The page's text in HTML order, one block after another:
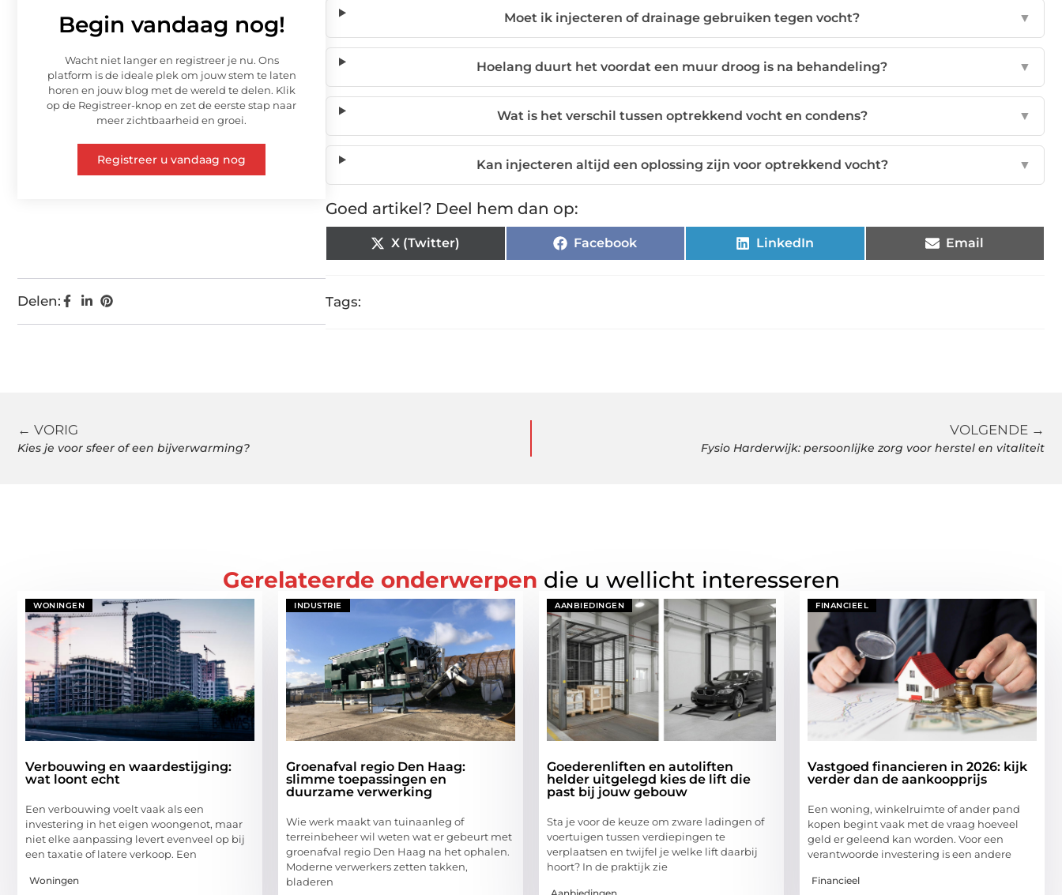
Begin vandaag nog!
Wacht niet langer en registreer je nu. Ons
platform is de ideale plek om jouw stem te laten
horen en jouw blog met de wereld te delen. Klik
op de Registreer-knop en zet de eerste stap naar
meer zichtbaarheid en groei.
Registreer u vandaag nog
Delen:
Moet ik injecteren of drainage gebruiken tegen vocht? ▼
Hoelang duurt het voordat een muur droog is na behandeling? ▼
Wat is het verschil tussen optrekkend vocht en condens? ▼
Kan injecteren altijd een oplossing zijn voor optrekkend vocht? ▼
Goed artikel? Deel hem dan op:
X (Twitter) Facebook LinkedIn Email
Tags:
← VORIG
Kies je voor sfeer of een bijverwarming?
VOLGENDE →
Fysio Harderwijk: persoonlijke zorg voor herstel en vitaliteit
Gerelateerde onderwerpen die u wellicht interesseren
WONINGEN
Verbouwing en waardestijging:
wat loont echt
Een verbouwing voelt vaak als een
investering in het eigen woongenot, maar
niet elke aanpassing levert evenveel op bij
een taxatie of latere verkoop. Een
Woningen
INDUSTRIE
Groenafval regio Den Haag:
slimme toepassingen en
duurzame verwerking
Wie werk maakt van tuinaanleg of
terreinbeheer wil weten wat er gebeurt met
groenafval regio Den Haag na het ophalen.
Moderne verwerkers zetten takken,
bladeren
AANBIEDINGEN
Goederenliften en autoliften
helder uitgelegd kies de lift die
past bij jouw gebouw
Sta je voor de keuze om zware ladingen of
voertuigen tussen verdiepingen te
verplaatsen en twijfel je welke lift daarbij
hoort? In de praktijk zie
FINANCIEEL
Vastgoed financieren in 2026: kijk
verder dan de aankoopprijs
Een woning, winkelruimte of ander pand
kopen begint vaak met de vraag hoeveel
geld er geleend kan worden. Voor een
verantwoorde investering is een andere
Financieel